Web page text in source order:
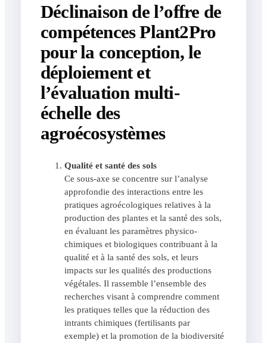
Déclinaison de l’offre de
compétences Plant2Pro
pour la conception, le
déploiement et
l’évaluation multi-
échelle des
agroécosystèmes
Qualité et santé des sols
Ce sous-axe se concentre sur l’analyse
approfondie des interactions entre les
pratiques agroécologiques relatives à la
production des plantes et la santé des sols,
en évaluant les paramètres physico-
chimiques et biologiques contribuant à la
qualité et à la santé des sols, et leurs
impacts sur les qualités des productions
végétales. Il rassemble l’ensemble des
recherches visant à comprendre comment
les pratiques telles que la réduction des
intrants chimiques (fertilisants par
exemple) et la promotion de la biodiversité